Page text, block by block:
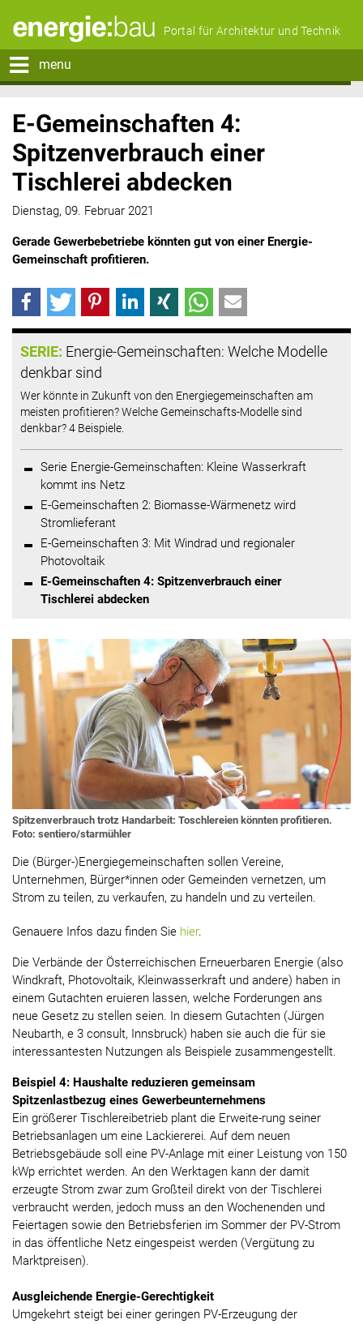
Portal für Architektur und Technik
menu
E-Gemeinschaften 4:
Spitzenverbrauch einer
Tischlerei abdecken
Dienstag, 09. Februar 2021
Gerade Gewerbebetriebe könnten gut von einer Energie-
Gemeinschaft profitieren.
SERIE: Energie-Gemeinschaften: Welche Modelle
denkbar sind
Wer könnte in Zukunft von den Energiegemeinschaften am
meisten profitieren? Welche Gemeinschafts-Modelle sind
denkbar? 4 Beispiele.
Serie Energie-Gemeinschaften: Kleine Wasserkraft
kommt ins Netz
E-Gemeinschaften 2: Biomasse-Wärmenetz wird
Stromlieferant
E-Gemeinschaften 3: Mit Windrad und regionaler
Photovoltaik
E-Gemeinschaften 4: Spitzenverbrauch einer
Tischlerei abdecken
Spitzenverbrauch trotz Handarbeit: Toschlereien könnten profitieren.
Foto: sentiero/starmühler
Die (Bürger-)Energiegemeinschaften sollen Vereine,
Unternehmen, Bürger*innen oder Gemeinden vernetzen, um
Strom zu teilen, zu verkaufen, zu handeln und zu verteilen.
Genauere Infos dazu finden Sie hier.
Die Verbände der Österreichischen Erneuerbaren Energie (also
Windkraft, Photovoltaik, Kleinwasserkraft und andere) haben in
einem Gutachten eruieren lassen, welche Forderungen ans
neue Gesetz zu stellen seien. In diesem Gutachten (Jürgen
Neubarth, e 3 consult, Innsbruck) haben sie auch die für sie
interessantesten Nutzungen als Beispiele zusammengestellt.
Beispiel 4: Haushalte reduzieren gemeinsam
Spitzenlastbezug eines Gewerbeunternehmens
Ein größerer Tischlereibetrieb plant die Erweite-rung seiner
Betriebsanlagen um eine Lackiererei. Auf dem neuen
Betriebsgebäude soll eine PV-Anlage mit einer Leistung von 150
kWp errichtet werden. An den Werktagen kann der damit
erzeugte Strom zwar zum Großteil direkt von der Tischlerei
verbraucht werden, jedoch muss an den Wochenenden und
Feiertagen sowie den Betriebsferien im Sommer der PV-Strom
in das öffentliche Netz eingespeist werden (Vergütung zu
Marktpreisen).
Ausgleichende Energie-Gerechtigkeit
Umgekehrt steigt bei einer geringen PV-Erzeugung der